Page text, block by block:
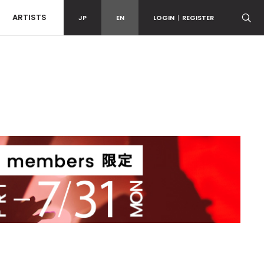
ARTISTS JP EN LOGIN | REGISTER